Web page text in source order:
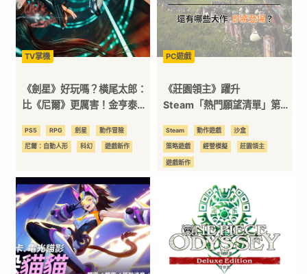
漫
二
次
元
｜
3C
科
TV掌機
《劍星》好玩嗎？橫尾太郎：
比《尼爾》更厲害！金亨泰是
PS5 RPG 劍星 動作冒險
尼爾：自動人形 科幻 遊戲新作
PC遊戲
《莊園領主》躍升
Steam「熱門願望清單」第
Steam 動作遊戲 沙盒
策略遊戲 經營模擬 莊園領主
遊戲新作